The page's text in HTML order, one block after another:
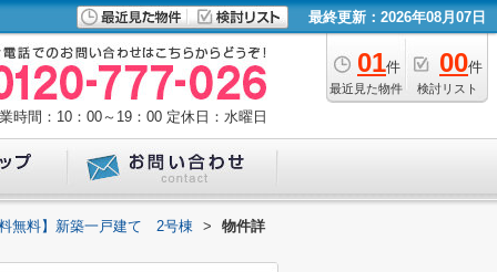
最終更新：2026年08月07日
01件
最近見た物件
00件
検討リスト
時間：10：00～19：00 定休日：水曜日
無料】新築一戸建て 2号棟 > 物件詳